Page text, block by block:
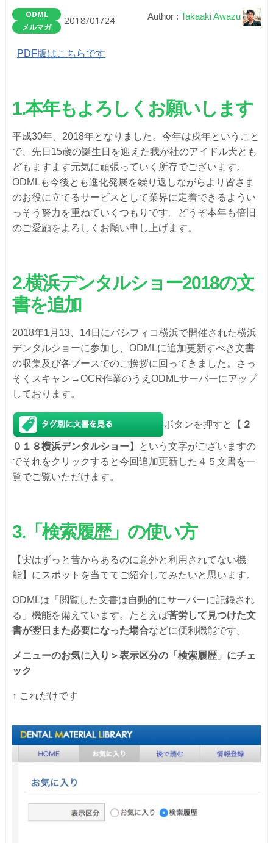
ODML
メルマガ
2018/01/24 Author : Takaaki Awazu
PDF版はこちらです
1.本年もよろしくお願いします
平成30年、2018年となりました。今年は戌年ということ
で、先日15歳の誕生日を迎えた我が社のアイドル犬とも
どもますます元気に頑張っていく所存でございます。
ODMLも今後とも進化発展を繰り返しながらより皆さま
のお役に立てるサービスとして業界に定着できるようい
っそう努力を重ねていくつもりです。どうぞ本年も倍旧
のご愛顧をよろしくお願い申し上げます。
2.横浜デンタルショー2018の文
書を追加
2018年1月13、14日にパシフィコ横浜で開催された横浜
デンタルショーに参加し、ODMLに追加更新すべき文書
の収集及び各ブースでのご挨拶に回ってきました。さっ
そくスキャン→OCR作業のうえODMLサーバーにアップ
しております。
ボタンを押すと【 ２
０１８横浜デンタルショー】という文字がございますの
でそれをクリックすると今回追加更新した４５文書を一
覧でご覧いただけます。
3.「検索履歴」の使い方
【実はずっと昔からあるのに意外と利用されてない機
能】にスポットを当ててご紹介してみたいと思います。
ODMLは「閲覧した文書は自動的にサーバーに記録され
る」機能を備えています。たとえば苦労して見つけた文
書が翌日また必要になった場合などに便利機能です。
メニューのお気に入り ＞表示区分の「 検索履歴 」にチェ
ック
↑ これだけです